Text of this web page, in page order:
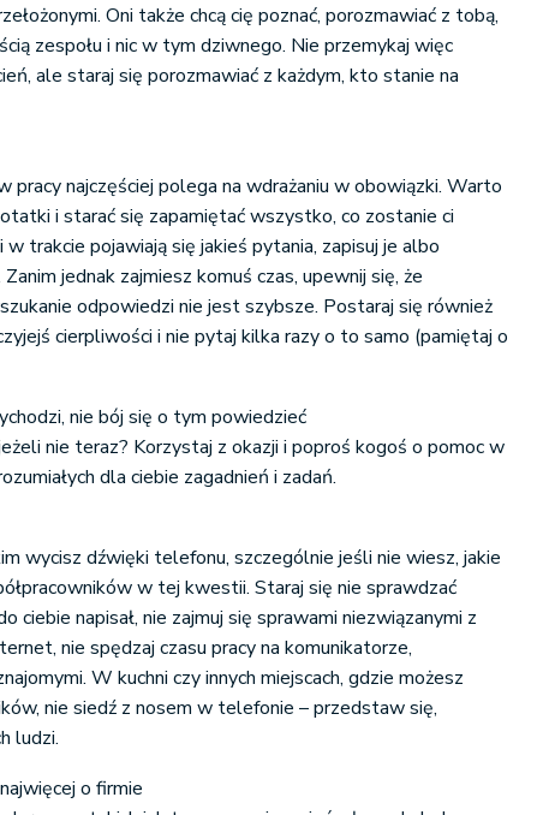
Oni także chcą cię poznać, porozmawiać z tobą,
zespołu i nic w tym dziwnego. Nie przemykaj więc
ale staraj się porozmawiać z każdym, kto stanie na
pracy najczęściej polega na wdrażaniu w obowiązki. Warto
i starać się zapamiętać wszystko, co zostanie ci
w trakcie pojawiają się jakieś pytania, zapisuj je albo
jednak zajmiesz komuś czas, upewnij się, że
odpowiedzi nie jest szybsze. Postaraj się również
cierpliwości i nie pytaj kilka razy o to samo (pamiętaj o
nie bój się o tym powiedzieć
nie teraz? Korzystaj z okazji i poproś kogoś o pomoc w
dla ciebie zagadnień i zadań.
wycisz dźwięki telefonu, szczególnie jeśli nie wiesz, jakie
w tej kwestii. Staraj się nie sprawdzać
ciebie napisał, nie zajmuj się sprawami niezwiązanymi z
nie spędzaj czasu pracy na komunikatorze,
W kuchni czy innych miejscach, gdzie możesz
nie siedź z nosem w telefonie – przedstaw się,
ludzi.
o firmie